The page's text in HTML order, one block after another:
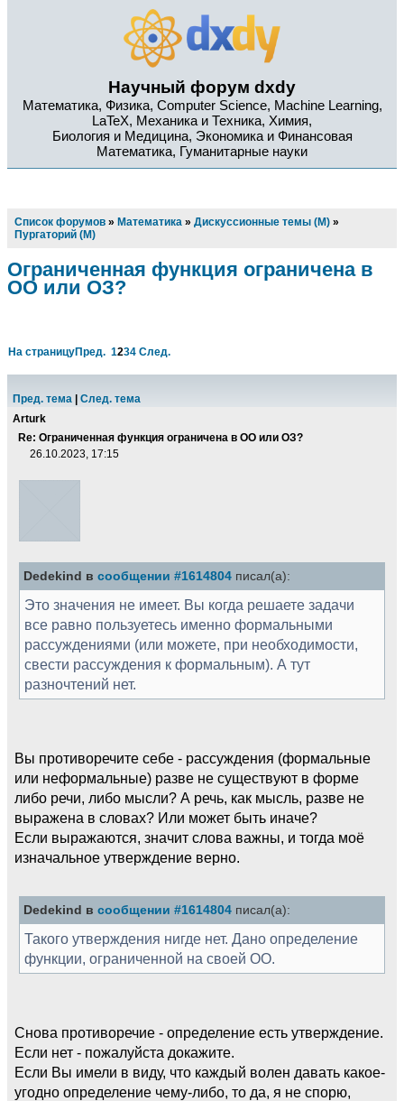
Научный форум dxdy
Математика, Физика, Computer Science, Machine Learning,
LaTeX, Механика и Техника, Химия,
Биология и Медицина, Экономика и Финансовая
Математика, Гуманитарные науки
Список форумов » Математика » Дискуссионные темы (М) »
Пургаторий (М)
Ограниченная функция ограничена в
ОО или ОЗ?
На страницуПред. 1234 След.
Пред. тема
След. тема
Arturk
Re: Ограниченная функция ограничена в ОО или ОЗ?
26.10.2023, 17:15
Dedekind в сообщении #1614804 писал(а):
Это значения не имеет. Вы когда решаете задачи
все равно пользуетесь именно формальными
рассуждениями (или можете, при необходимости,
свести рассуждения к формальным). А тут
разночтений нет.
Вы противоречите себе - рассуждения (формальные
или неформальные) разве не существуют в форме
либо речи, либо мысли? А речь, как мысль, разве не
выражена в словах? Или может быть иначе?
Если выражаются, значит слова важны, и тогда моё
изначальное утверждение верно.
Dedekind в сообщении #1614804 писал(а):
Такого утверждения нигде нет. Дано определение
функции, ограниченной на своей ОО.
Снова противоречие - определение есть утверждение.
Если нет - пожалуйста докажите.
Если Вы имели в виду, что каждый волен давать какое-
угодно определение чему-либо, то да, я не спорю,